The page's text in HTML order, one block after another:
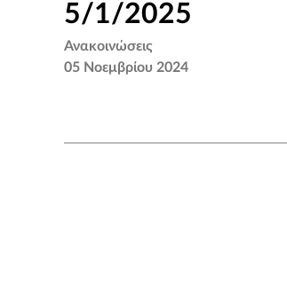
5/1/2025
Ανακοινώσεις
05 Νοεμβρίου 2024